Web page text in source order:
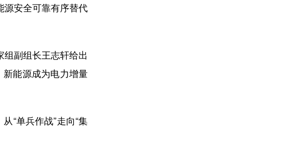
安全可靠有序替代
副组长王志轩给出
能源成为电力增量
“单兵作战”走向“集